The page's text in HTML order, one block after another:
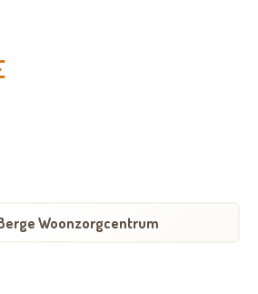
Woonzorgcentrum